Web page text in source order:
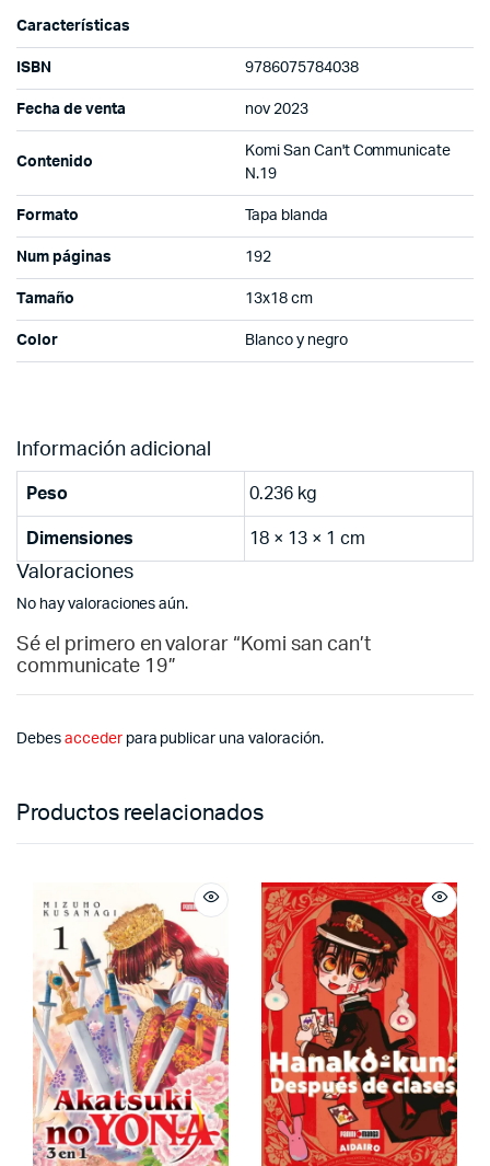
Características
ISBN 9786075784038
Fecha de venta nov 2023
Contenido
Komi San Can't Communicate
N.19
Formato Tapa blanda
Num páginas 192
Tamaño 13x18 cm
Color Blanco y negro
Información adicional
Peso 0.236 kg
Dimensiones 18 × 13 × 1 cm
Valoraciones
No hay valoraciones aún.
Sé el primero en valorar “Komi san can’t
communicate 19”
Debes accederpara publicar una valoración.
Productos reelacionados